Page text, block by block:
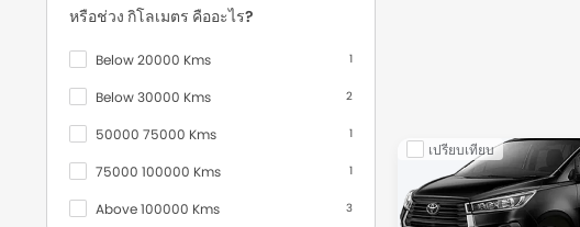
Corolla Cross
Sienta 1
นิสสัน 575
ฮอนด้า 121
มาสด้า 88
มิตซูบิชิ 2
หรือช่วง กิโลเมตร คืออะไร?
Below 20000 Kms 1
Below 30000 Kms 2
50000 75000 Kms 1
75000 100000 Kms 1
Above 100000 Kms 3
เปรียบเทียบ